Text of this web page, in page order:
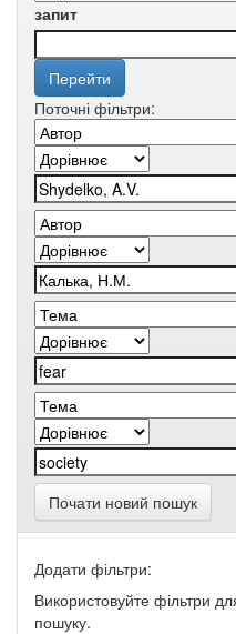
запит
Поточні фільтри:
Почати новий пошук
Додати фільтри:
Використовуйте фільтри
пошуку.